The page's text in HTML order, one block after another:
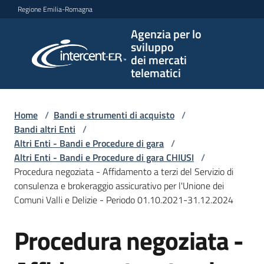
Vai al contenuto
Vai alla navigazione
Vai al footer
Regione Emilia-Romagna
Agenzia per lo
sviluppo
dei mercati
telematici
per lo
sviluppo
telematici
L'Agenzia
e
strumenti
Home / Bandi e strumenti di acquisto /
Bandi altri Enti /
Altri Enti - Bandi e Procedure di gara /
Altri Enti - Bandi e Procedure di gara CHIUSI /
Procedura negoziata - Affidamento a terzi del Servizio di
consulenza e brokeraggio assicurativo per l'Unione dei
Comuni Valli e Delizie - Periodo 01.10.2021-31.12.2024
Salta al contenuto
Procedura negoziata -